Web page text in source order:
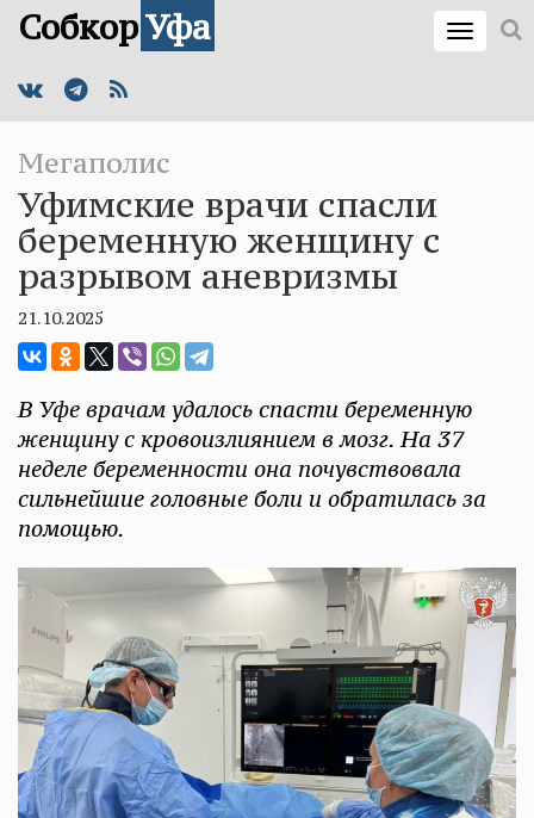
СобкорУфа
Мегаполис
Уфимские врачи спасли
беременную женщину с
разрывом аневризмы
21.10.2025
В Уфе врачам удалось спасти беременную
женщину с кровоизлиянием в мозг. На 37
неделе беременности она почувствовала
сильнейшие головные боли и обратилась за
помощью.